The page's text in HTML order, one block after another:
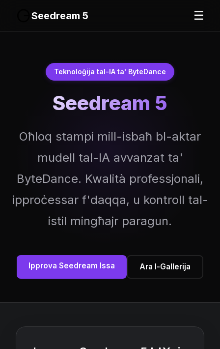
Seedream 5 ☰
Teknoloġija tal-IA ta' ByteDance
Seedream 5
Oħloq stampi mill-isbaħ bl-aktar
mudell tal-IA avvanzat ta'
ByteDance. Kwalità professjonali,
ipproċessar f'daqqa, u kontroll tal-
istil mingħajr paragun.
Ipprova Seedream Issa Ara l-Gallerija